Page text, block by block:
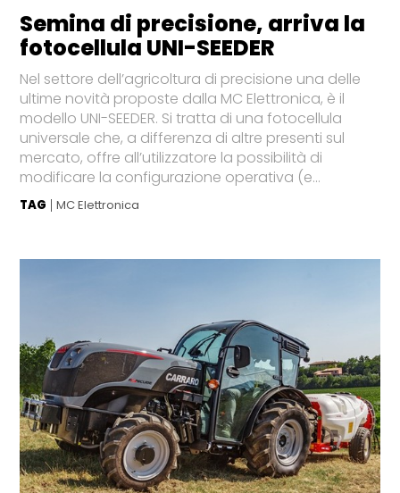
Semina di precisione, arriva la
fotocellula UNI-SEEDER
Nel settore dell’agricoltura di precisione una delle
ultime novità proposte dalla MC Elettronica, è il
modello UNI-SEEDER. Si tratta di una fotocellula
universale che, a differenza di altre presenti sul
mercato, offre all’utilizzatore la possibilità di
modificare la configurazione operativa (e...
TAG MC Elettronica